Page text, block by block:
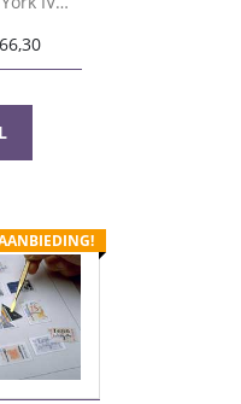
Huidige
prijs